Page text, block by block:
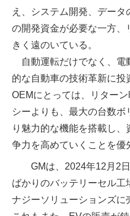
え、システム開発、デー
の開発資金が必要な一方、
きく遠のいている。
自動運転だけでなく、電
的な自動車の技術革新に
OEMにとっては、リター
シーよりも、最大の台数ボ
り魅力的な機能を搭載し
争力を高めていくことを優
GMは、2024年12月2
ばかりのバッテリーセル工
ナジーソリューションズに